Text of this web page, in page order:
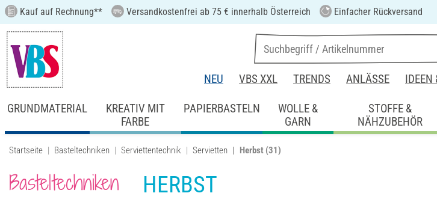
Kauf auf Rechnung** Versandkostenfrei ab 75 € innerhalb Österreich Einfacher Rückversand
NEU VBS XXL TRENDS ANLÄSSE IDEEN
GRUNDMATERIAL
KREATIV MIT
FARBE
PAPIERBASTELN
WOLLE &
GARN
STOFFE &
NÄHZUBEHÖR
Startseite Basteltechniken Serviettentechnik Servietten Herbst (31)
Basteltechniken HERBST